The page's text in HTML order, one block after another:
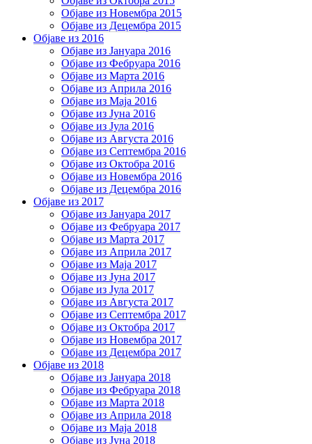
Објаве из Новембра 2015
Објаве из Децембра 2015
Објаве из 2016
Објаве из Јануара 2016
Објаве из Фебруара 2016
Објаве из Марта 2016
Објаве из Априла 2016
Објаве из Маја 2016
Објаве из Јуна 2016
Објаве из Јула 2016
Објаве из Августа 2016
Објаве из Септембра 2016
Објаве из Октобра 2016
Објаве из Новембра 2016
Објаве из Децембра 2016
Објаве из 2017
Објаве из Јануара 2017
Објаве из Фебруара 2017
Објаве из Марта 2017
Објаве из Априла 2017
Објаве из Маја 2017
Објаве из Јуна 2017
Објаве из Јула 2017
Објаве из Августа 2017
Објаве из Септембра 2017
Објаве из Октобра 2017
Објаве из Новембра 2017
Објаве из Децембра 2017
Објаве из 2018
Објаве из Јануара 2018
Објаве из Фебруара 2018
Објаве из Марта 2018
Објаве из Априла 2018
Објаве из Маја 2018
Објаве из Јуна 2018